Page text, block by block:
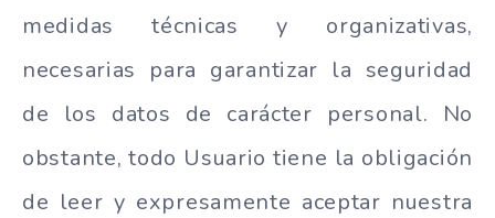
medidas técnicas y organizativas,
necesarias para garantizar la seguridad
de los datos de carácter personal. No
obstante, todo Usuario tiene la obligación
de leer y expresamente aceptar nuestra